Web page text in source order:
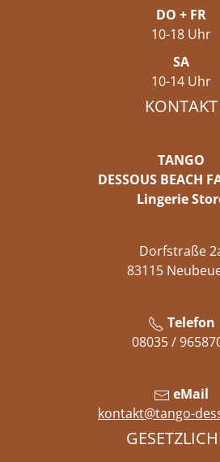
DO + FR
10-18 Uhr
SA
10-14 Uhr
KONTAKT
TANGO
DESSOUS BEACH
Lingerie
Dorfstraße
83115
Telefon
08035 /
eMail
kontakt@tango-